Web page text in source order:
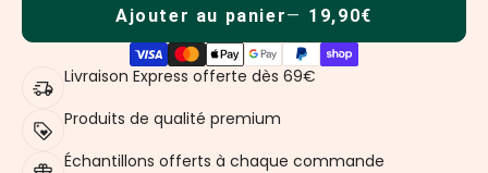
Ajouter au panier 19,90€
Livraison Express offerte dès 69€
Produits de qualité premium
Échantillons offerts à chaque commande